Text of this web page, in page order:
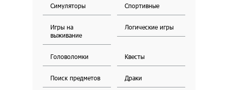
Симуляторы Спортивные
Игры на
выживание
Логические игры
Головоломки Квесты
Поиск предметов Драки